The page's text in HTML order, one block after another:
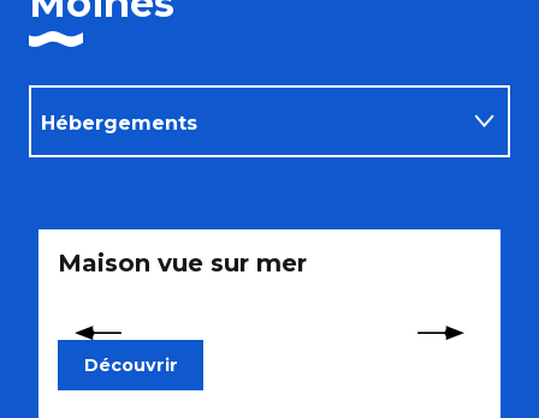
Hébergements
Maison vue sur mer
Découvrir